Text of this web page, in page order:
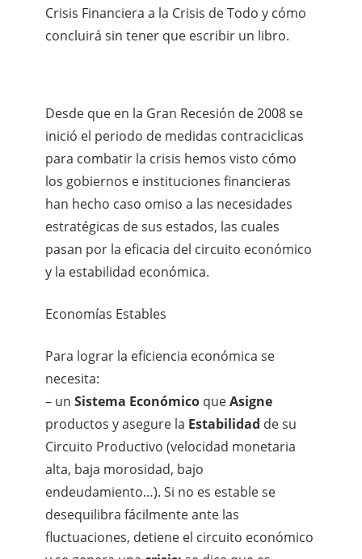
Crisis Financiera a la Crisis de Todo y cómo
concluirá sin tener que escribir un libro.
Desde que en la Gran Recesión de 2008 se
inició el periodo de medidas contraciclicas
para combatir la crisis hemos visto cómo
los gobiernos e instituciones financieras
han hecho caso omiso a las necesidades
estratégicas de sus estados, las cuales
pasan por la eficacia del circuito económico
y la estabilidad económica.
Economías Estables
Para lograr la eficiencia económica se
necesita:
– un Sistema Económico queAsigne
productos y asegure la Estabilidad de su
Circuito Productivo (velocidad monetaria
alta, baja morosidad, bajo
endeudamiento…). Si no es estable se
desequilibra fácilmente ante las
fluctuaciones, detiene el circuito económico